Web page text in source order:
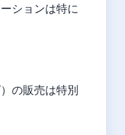
ションは特に
の販売は特別